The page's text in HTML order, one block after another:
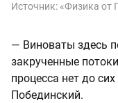
Источник: «Физика от
— Виноваты здесь
закрученные
процесса нет до
Побединский.